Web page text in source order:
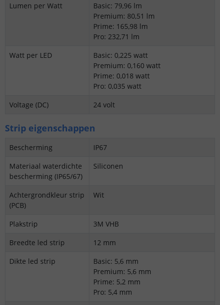
Lumen per Watt
Basic: 79,96 lm
Premium: 80,51 lm
Prime: 165,98 lm
Pro: 232,71 lm
Watt per LED
Basic: 0,225 watt
Premium: 0,160 watt
Prime: 0,018 watt
Pro: 0,035 watt
Voltage (DC)
24 volt
Strip eigenschappen
Bescherming
IP67
Materiaal waterdichte
bescherming (IP65/67)
Siliconen
Achtergrondkleur strip
(PCB)
Wit
Plakstrip
3M VHB
Breedte led strip
12 mm
Dikte led strip
Basic: 5,6 mm
Premium: 5,6 mm
Prime: 5,2 mm
Pro: 5,4 mm